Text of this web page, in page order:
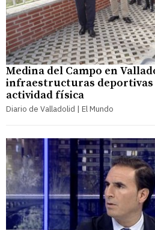
Medina del Campo en
infraestructuras deportivas
actividad física
Diario de Valladolid | El Mundo